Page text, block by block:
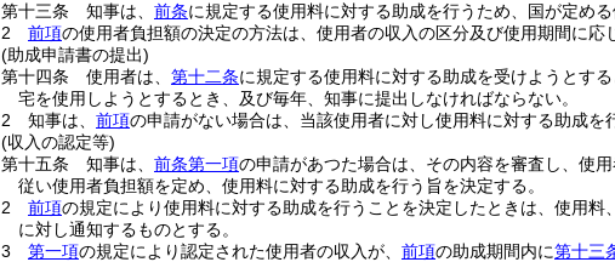
第十三条
知事は、 前条に規定する使用料に対する助成を行うため、国が定め
2
前項の使用者負担額の決定の方法は、使用者の収入の区分及び使用期間に応
(助成申請書の提出)
第十四条
使用者は、 第十二条に規定する使用料に対する助成を受けようとす
宅を使用しようとするとき、及び毎年、知事に提出しなければならない。
2
知事は、 前項の申請がない場合は、当該使用者に対し使用料に対する助成を
(収入の認定等)
第十五条
知事は、 前条第一項の申請があつた場合は、その内容を審査し、使用
従い使用者負担額を定め、使用料に対する助成を行う旨を決定する。
2
前項の規定により使用料に対する助成を行うことを決定したときは、使用
に対し通知するものとする。
3
第一項の規定により認定された使用者の収入が、 前項の助成期間内に第十三